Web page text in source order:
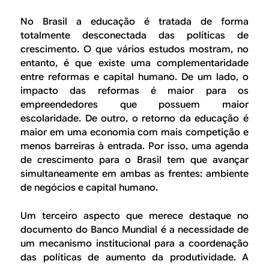
No Brasil a educação é tratada de forma
totalmente desconectada das políticas de
crescimento. O que vários estudos mostram, no
entanto, é que existe uma complementaridade
entre reformas e capital humano. De um lado, o
impacto das reformas é maior para os
empreendedores que possuem maior
escolaridade. De outro, o retorno da educação é
maior em uma economia com mais competição e
menos barreiras à entrada. Por isso, uma agenda
de crescimento para o Brasil tem que avançar
simultaneamente em ambas as frentes: ambiente
de negócios e capital humano.
Um terceiro aspecto que merece destaque no
documento do Banco Mundial é a necessidade de
um mecanismo institucional para a coordenação
das políticas de aumento da produtividade. A